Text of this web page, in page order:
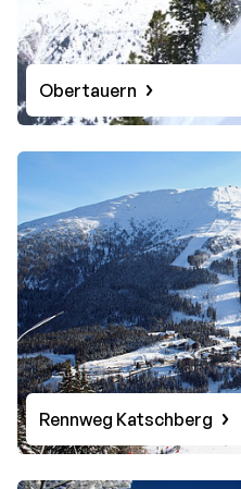
Obertauern
Rennweg Katschberg